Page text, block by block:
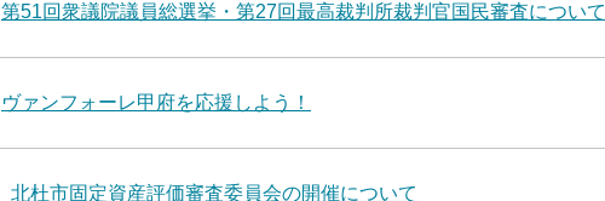
第51回衆議院議員総選挙・第27回最高裁判所裁判官国民審査について
ヴァンフォーレ甲府を応援しよう！
北杜市固定資産評価審査委員会の開催について